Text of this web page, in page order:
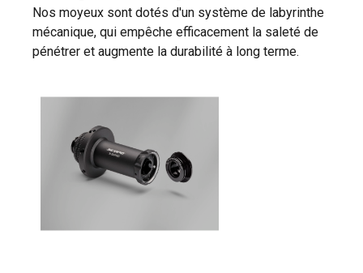
Nos moyeux sont dotés d'un système de labyrinthe
mécanique, qui empêche efficacement la saleté de
pénétrer et augmente la durabilité à long terme.